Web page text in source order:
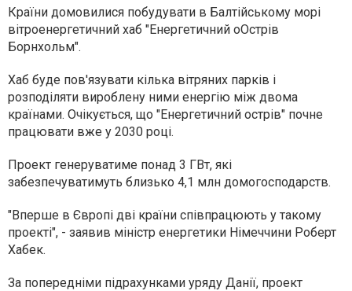
Країни домовилися побудувати в Балтійському морі
вітроенергетичний хаб "Енергетичний оОстрів
Борнхольм".
Хаб буде пов'язувати кілька вітряних парків і
розподіляти вироблену ними енергію між двома
країнами. Очікується, що "Енергетичний острів" почне
працювати вже у 2030 році.
Проект генеруватиме понад 3 ГВт, які
забезпечуватимуть близько 4,1 млн домогосподарств.
"Вперше в Європі дві країни співпрацюють у такому
проекті", - заявив міністр енергетики Німеччини Роберт
Хабек.
За попередніми підрахунками уряду Данії, проект